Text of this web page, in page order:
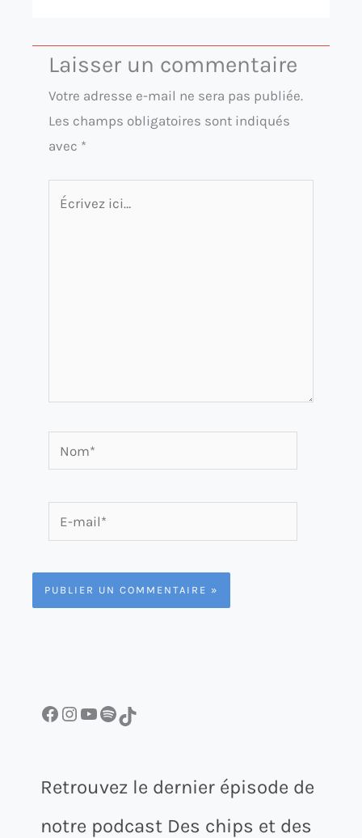
Laisser un commentaire
Votre adresse e-mail ne sera pas publiée.
Les champs obligatoires sont indiqués
avec *
mail*
Facebook InstagramYouTube Spotify TikTok
Retrouvez le dernier épisode de
notre podcast Des chips et des